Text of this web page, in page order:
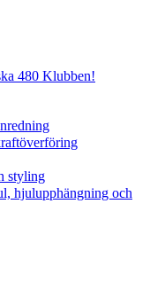
480 Klubben!
styling
hjulupphängning och